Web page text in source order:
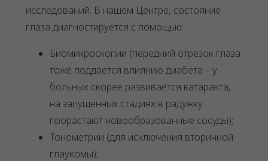
исследований. В нашем Центре, состояние
глаза диагностируется с помощью:
Биомикроскопии (передний отрезок глаза
тоже поддается влиянию диабета – у
больных скорее развивается катаракта,
на запущенных стадиях в радужку
прорастают новообразованные сосуды);
Тонометрии (для исключения вторичной
глаукомы);